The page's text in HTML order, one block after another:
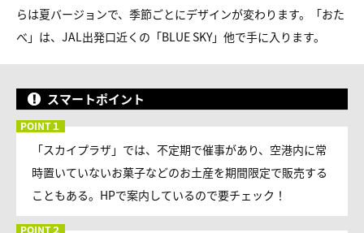
らは夏バージョンで、季節ごとにデザインが変わります。「おた
べ」は、JAL出発口近くの「BLUE SKY」他で手に入ります。
スマートポイント
「スカイプラザ」では、不定期で催事があり、空港内に常
時置いていないお菓子などのお土産を期間限定で販売する
こともある。HPで案内しているので要チェック！